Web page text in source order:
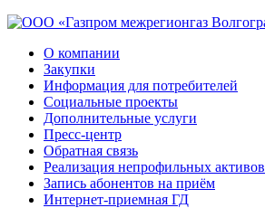
О компании
Закупки
Информация для потребителей
Социальные проекты
Дополнительные услуги
Пресс-центр
Обратная связь
Реализация непрофильных активов
Запись абонентов на приём
Интернет-приемная ГД